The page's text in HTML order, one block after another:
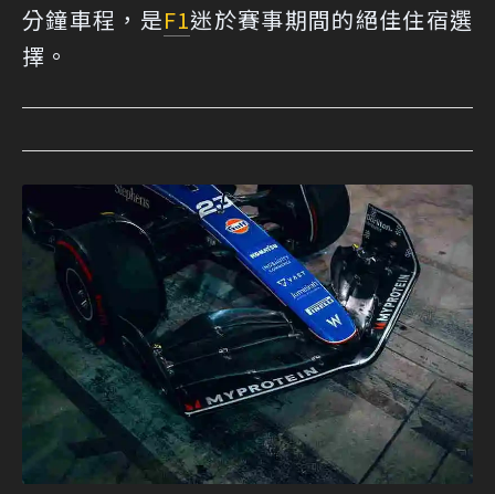
分鐘車程，是F1迷於賽事期間的絕佳住宿選
擇。